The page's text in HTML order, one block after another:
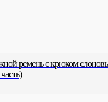
ремень с крюком